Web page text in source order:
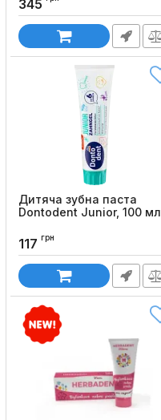
345
Дитяча зубна паста
Dontodent Junior, 100 мл
117 грн